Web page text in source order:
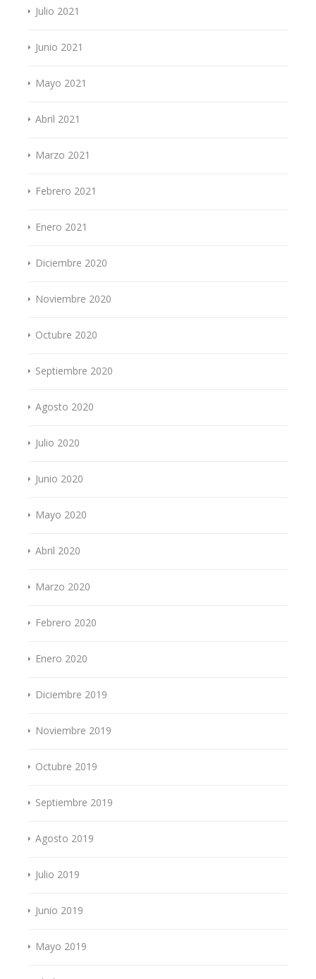
Julio 2021
Junio 2021
Mayo 2021
Abril 2021
Marzo 2021
Febrero 2021
Enero 2021
Diciembre 2020
Noviembre 2020
Octubre 2020
Septiembre 2020
Agosto 2020
Julio 2020
Junio 2020
Mayo 2020
Abril 2020
Marzo 2020
Febrero 2020
Enero 2020
Diciembre 2019
Noviembre 2019
Octubre 2019
Septiembre 2019
Agosto 2019
Julio 2019
Junio 2019
Mayo 2019